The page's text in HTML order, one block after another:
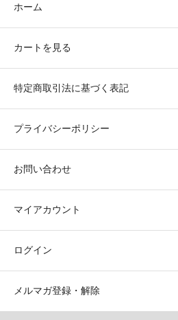
ホーム
カートを見る
特定商取引法に基づく表記
プライバシーポリシー
お問い合わせ
マイアカウント
ログイン
メルマガ登録・解除